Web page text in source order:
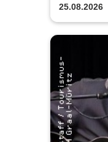
Müritz
25.08.2026